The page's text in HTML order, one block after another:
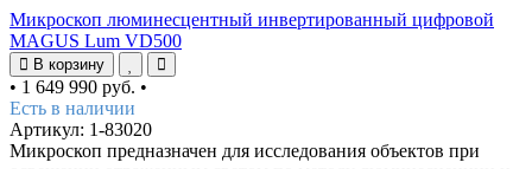
Микроскоп люминесцентный инвертированный цифровой
MAGUS Lum VD500
В корзину
• 1 649 990 руб. •
Есть в наличии
Артикул: 1-83020
Микроскоп предназначен для исследования объектов при